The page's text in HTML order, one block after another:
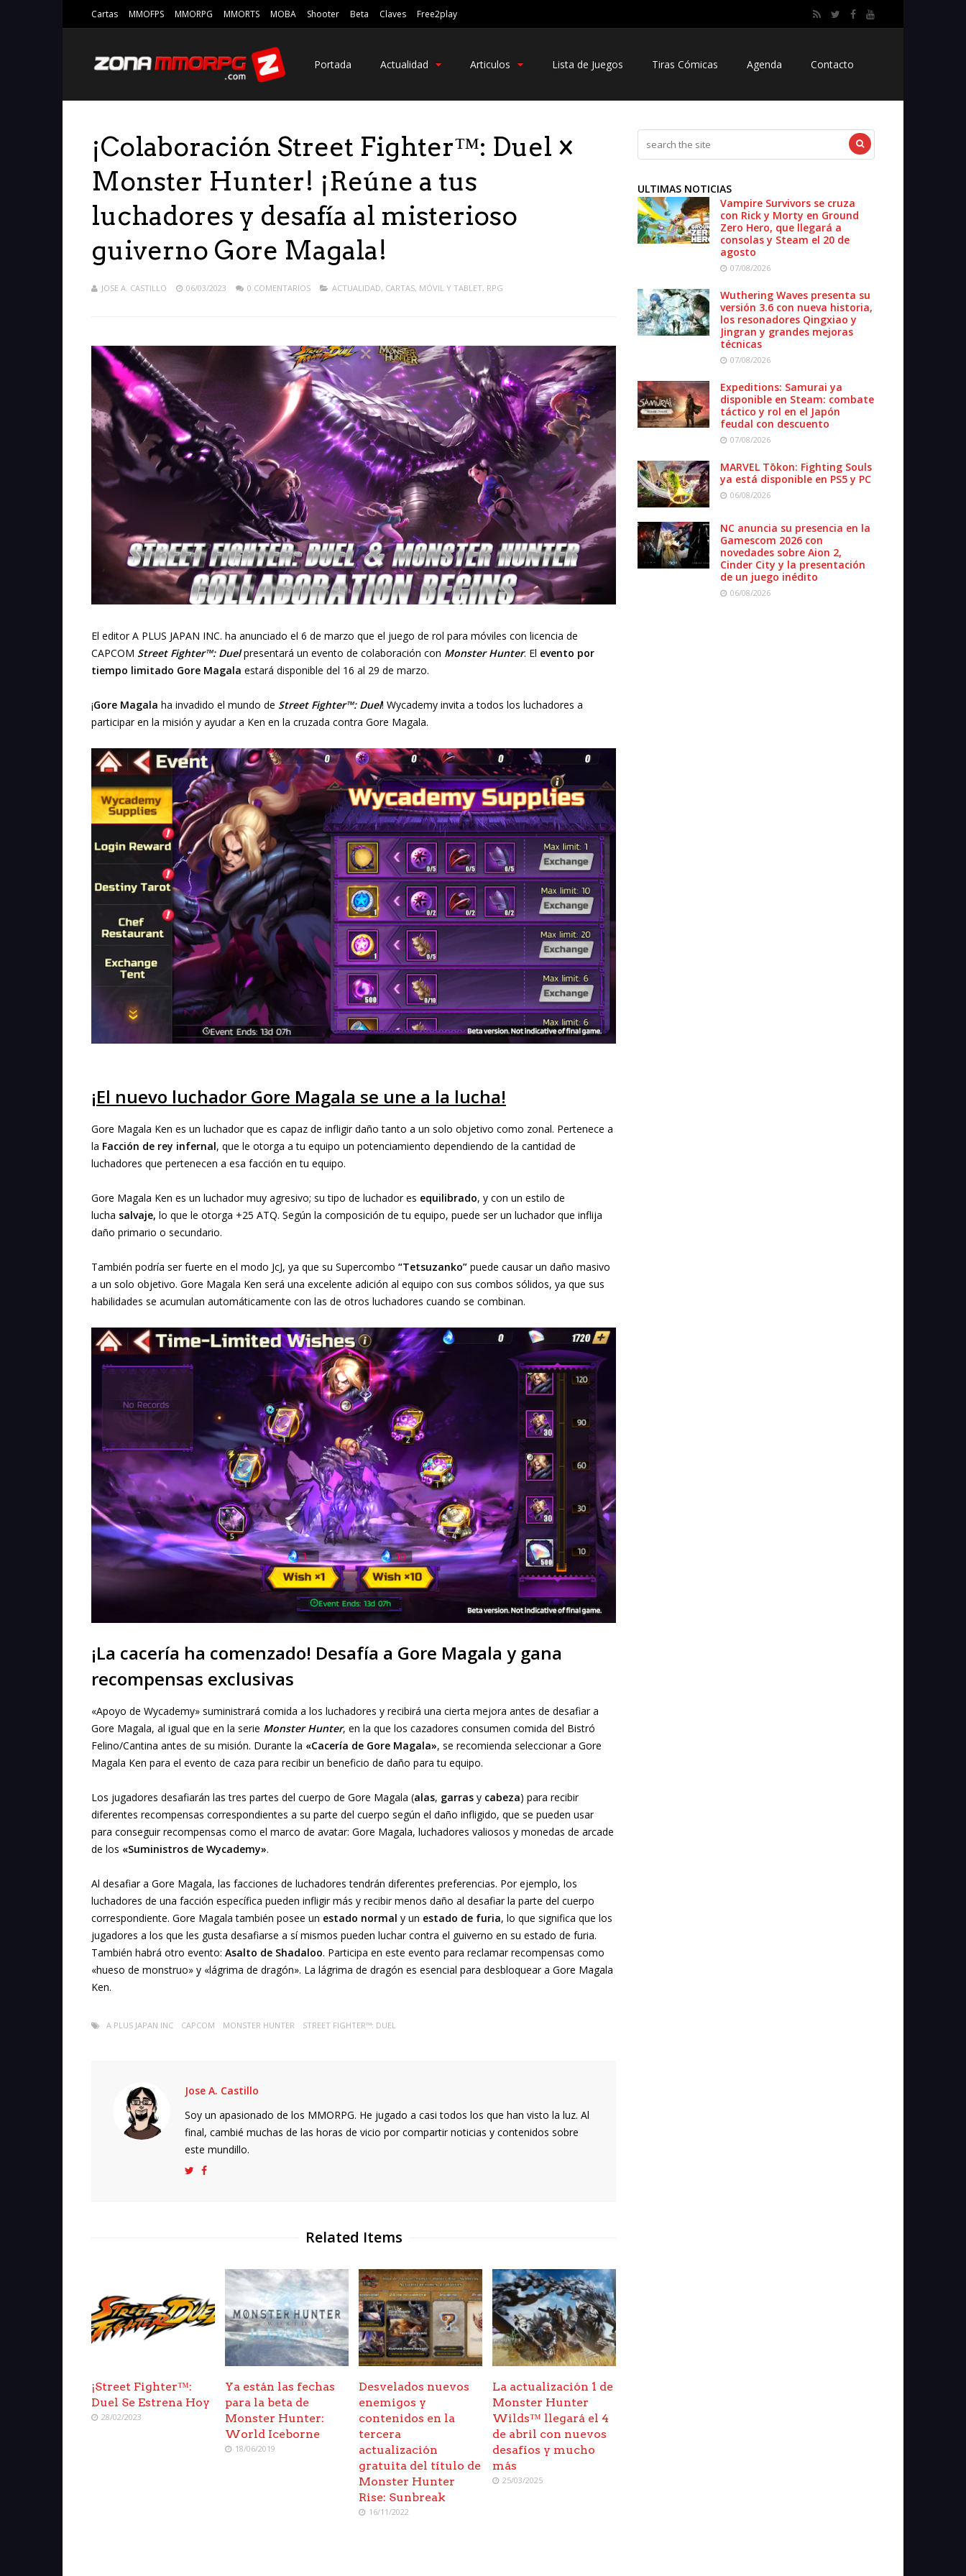
Cartas MMOFPS MMORPG MMORTS MOBA Shooter Beta Claves Free2play
Portada Actualidad Articulos Lista de Juegos Tiras Cómicas Agenda Contacto
¡Colaboración Street Fighter™: Duel ×
Monster Hunter! ¡Reúne a tus
luchadores y desafía al misterioso
guiverno Gore Magala!
JOSE A. CASTILLO 06/03/2023 0 COMENTARIOS ACTUALIDAD, CARTAS, MÓVIL Y TABLET, RPG
El editor A PLUS JAPAN INC. ha anunciado el 6 de marzo que el juego de rol para móviles con licencia de
CAPCOM Street Fighter™: Duelpresentará un evento de colaboración con Monster Hunter. El evento por
tiempo limitado Gore Magala estará disponible del 16 al 29 de marzo.
¡Gore Magala ha invadido el mundo de Street Fighter™: Duel! Wycademy invita a todos los luchadores a
participar en la misión y ayudar a Ken en la cruzada contra Gore Magala.
¡El nuevo luchador Gore Magala se une a la lucha!
Gore Magala Ken es un luchador que es capaz de infligir daño tanto a un solo objetivo como zonal. Pertenece a
la Facción de rey infernal, que le otorga a tu equipo un potenciamiento dependiendo de la cantidad de
luchadores que pertenecen a esa facción en tu equipo.
Gore Magala Ken es un luchador muy agresivo; su tipo de luchador es equilibrado, y con un estilo de
lucha salvaje, lo que le otorga +25 ATQ. Según la composición de tu equipo, puede ser un luchador que inflija
daño primario o secundario.
También podría ser fuerte en el modo JcJ, ya que su Supercombo “Tetsuzanko” puede causar un daño masivo
a un solo objetivo. Gore Magala Ken será una excelente adición al equipo con sus combos sólidos, ya que sus
habilidades se acumulan automáticamente con las de otros luchadores cuando se combinan.
¡La cacería ha comenzado! Desafía a Gore Magala y gana
recompensas exclusivas
«Apoyo de Wycademy» suministrará comida a los luchadores y recibirá una cierta mejora antes de desafiar a
Gore Magala, al igual que en la serie Monster Hunter, en la que los cazadores consumen comida del Bistró
Felino/Cantina antes de su misión. Durante la «Cacería de Gore Magala», se recomienda seleccionar a Gore
Magala Ken para el evento de caza para recibir un beneficio de daño para tu equipo.
Los jugadores desafiarán las tres partes del cuerpo de Gore Magala (alas, garras y cabeza) para recibir
diferentes recompensas correspondientes a su parte del cuerpo según el daño infligido, que se pueden usar
para conseguir recompensas como el marco de avatar: Gore Magala, luchadores valiosos y monedas de arcade
de los «Suministros de Wycademy».
Al desafiar a Gore Magala, las facciones de luchadores tendrán diferentes preferencias. Por ejemplo, los
luchadores de una facción específica pueden infligir más y recibir menos daño al desafiar la parte del cuerpo
correspondiente. Gore Magala también posee un estado normal y un estado de furia, lo que significa que los
jugadores a los que les gusta desafiarse a sí mismos pueden luchar contra el guiverno en su estado de furia.
También habrá otro evento: Asalto de Shadaloo. Participa en este evento para reclamar recompensas como
«hueso de monstruo» y «lágrima de dragón». La lágrima de dragón es esencial para desbloquear a Gore Magala
Ken.
A PLUS JAPAN INC CAPCOM MONSTER HUNTER STREET FIGHTER™: DUEL
Jose A. Castillo
Soy un apasionado de los MMORPG. He jugado a casi todos los que han visto la luz. Al
final, cambié muchas de las horas de vicio por compartir noticias y contenidos sobre
este mundillo.
Related Items
¡Street Fighter™:
Duel Se Estrena Hoy
28/02/2023
Ya están las fechas
para la beta de
Monster Hunter:
World Iceborne
18/06/2019
Desvelados nuevos
enemigos y
contenidos en la
tercera
actualización
gratuita del título de
Monster Hunter
Rise: Sunbreak
16/11/2022
La actualización 1 de
Monster Hunter
Wilds™ llegará el 4
de abril con nuevos
desafíos y mucho
más
25/03/2025
ULTIMAS NOTICIAS
Vampire Survivors se cruza
con Rick y Morty en Ground
Zero Hero, que llegará a
consolas y Steam el 20 de
agosto
07/08/2026
Wuthering Waves presenta su
versión 3.6 con nueva historia,
los resonadores Qingxiao y
Jingran y grandes mejoras
técnicas
07/08/2026
Expeditions: Samurai ya
disponible en Steam: combate
táctico y rol en el Japón
feudal con descuento
07/08/2026
MARVEL Tōkon: Fighting Souls
ya está disponible en PS5 y PC
06/08/2026
NC anuncia su presencia en la
Gamescom 2026 con
novedades sobre Aion 2,
Cinder City y la presentación
de un juego inédito
06/08/2026